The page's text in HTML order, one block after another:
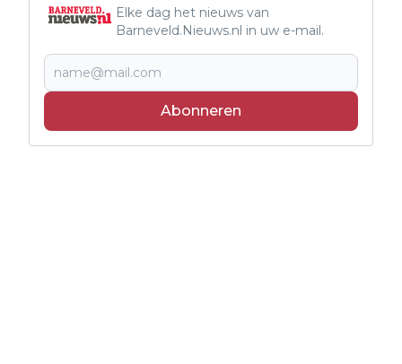
Elke dag het nieuws van
Barneveld.Nieuws.nl in uw e-mail.
Abonneren